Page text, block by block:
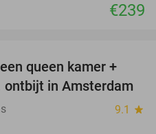
€239
51%
queen kamer +
in Amsterdam
9.1 star